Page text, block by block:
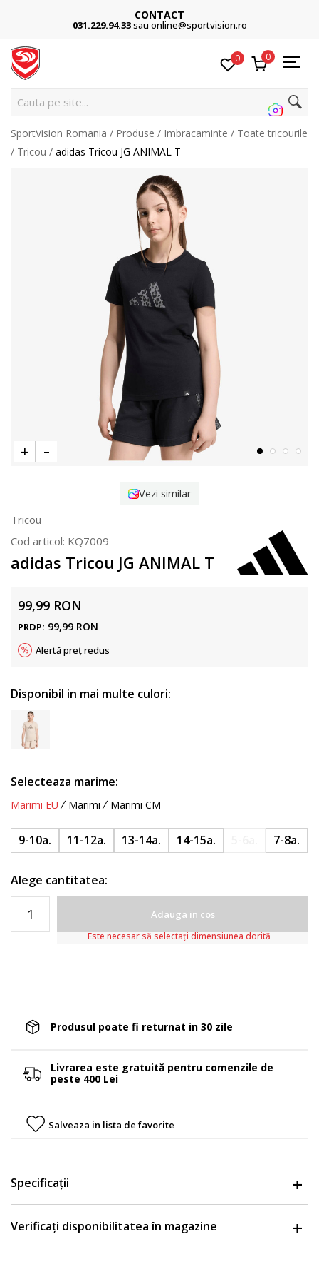
CONTACT
031.229.94.33sau online@sportvision.ro
0 0
Cau
SportVision Romania Produse Imbracaminte
Toate tricourile
Tricou
adidas Tricou JG ANIMAL T
Vezi similar
Tricou
Cod articol: KQ7009
adidas Tricou JG ANIMAL T
99,99 RON
PRDP: 99,99 RON
Alertă preț redus
Disponibil in mai multe culori:
Selecteaza marime:
Marimi EU Marimi Marimi CM
9-10a. 11-12a. 13-14a. 14-15a. 7-8a.
Alege cantitatea:
Adauga in cos
Este necesar să selectați dimensiunea dorită
Produsul poate fi returnat in 30 zile
Livrarea este gratuită pentru comenzile de
peste 400 Lei
Salveaza in lista de favorite
Specificații
Verificați disponibilitatea în magazine